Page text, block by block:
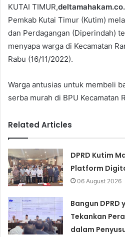
KUTAI TIMUR,
Pemkab Kutai Timur (Kutim)
dan Perdagangan (Diperindah)
menyapa warga di Kecamatan
Rabu (16/11/2022).
Warga antusias untuk membeli
serba murah di BPU Kecamatan
Related Articles
DPRD Kutim
Platform
06 August 2026
Bangun
Tekankan
dalam